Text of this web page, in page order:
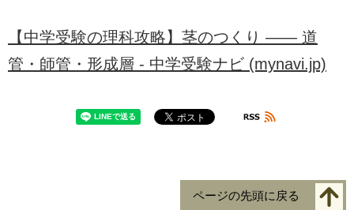
【中学受験の理科攻略】茎のつくり ―― 道
管・師管・形成層 - 中学受験ナビ (mynavi.jp)
ページの先頭に戻る